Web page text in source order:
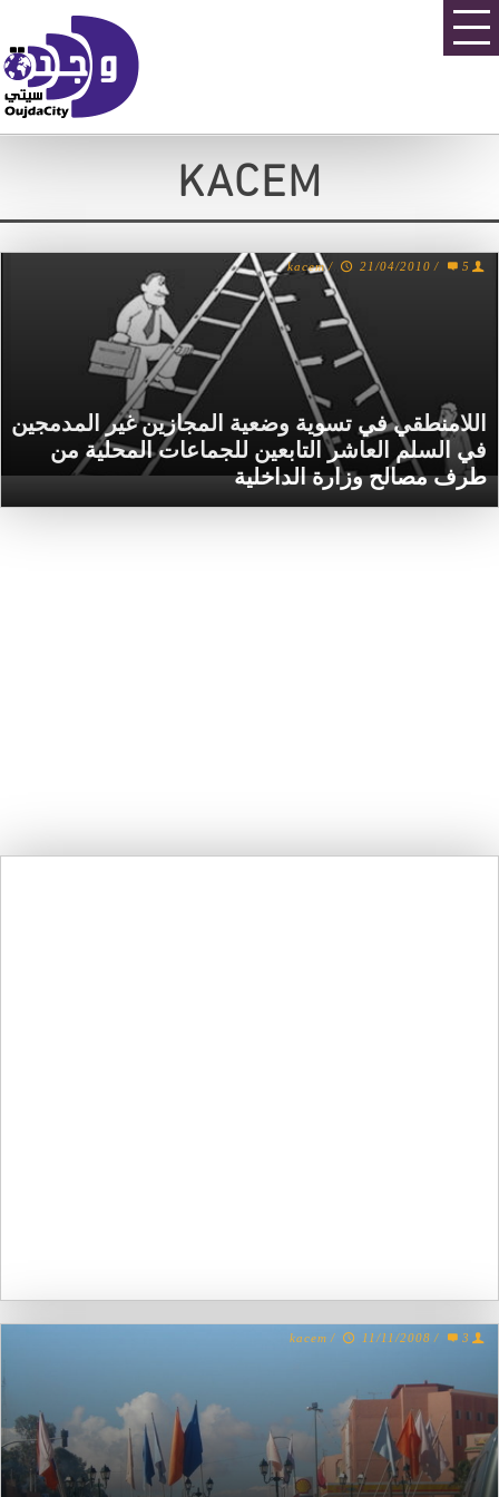
KACEM
اللامنطقي في تسوية وضعية المجازين غير المدمجين
في السلم العاشر التابعين للجماعات المحلية من
طرف مصالح وزارة الداخلية
kacem / 21/04/2010 / 5
kacem / 11/11/2008 / 3